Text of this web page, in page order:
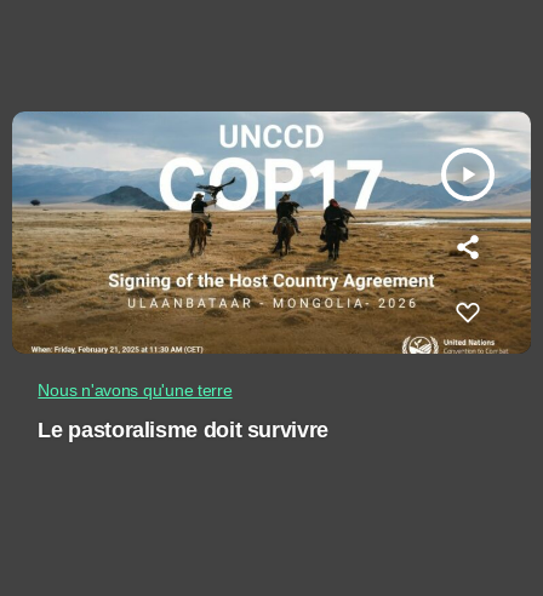
play_arrow
Nous n'avons qu'une terre
Le pastoralisme doit survivre